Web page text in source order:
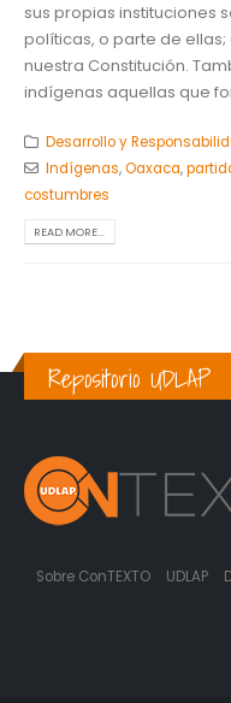
sus propias instituciones
políticas, o parte de
nuestra Constitución.
indígenas aquellas que
Desarrollo y
Indígenas,Oaxaca,
costumbres
READ MORE...
Repositorio UDLAP
Sobre ConTEXTO UDLAP